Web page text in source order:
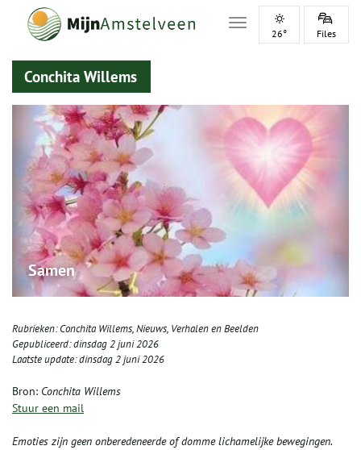
Toggle navigation
26° Files
Conchita Willems
Samen
Rubrieken:Conchita Willems,Nieuws, Verhalen en Beelden
Gepubliceerd:dinsdag 2 juni 2026
Laatste update:dinsdag 2 juni 2026
Bron: Conchita Willems
Stuur een mail
Emoties zijn geen onberedeneerde of domme lichamelijke bewegingen.